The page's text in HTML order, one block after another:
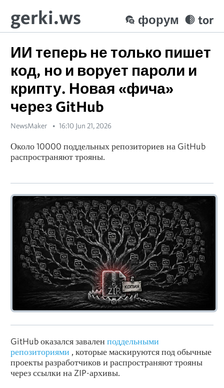
gerki.ws tor
форум
ИИ теперь не только пишет
код, но и ворует пароли и
крипту. Новая «фича»
через GitHub
NewsMaker 16:10 Jun 21, 2026
Около 10000 поддельных репозиториев на GitHub
распространяют трояны.
GitHub оказался завален поддельными
репозиториями , которые маскируются под обычные
проекты разработчиков и распространяют трояны
через ссылки на ZIP-архивы.